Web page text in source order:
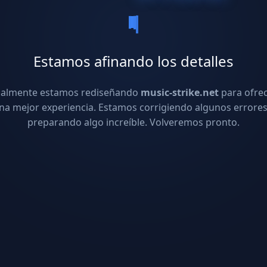
Estamos afinando los detalles
estamos rediseñando music-strike.net para
mejor experiencia. Estamos corrigiendo algunos
preparando algo increíble. Volveremos pronto.